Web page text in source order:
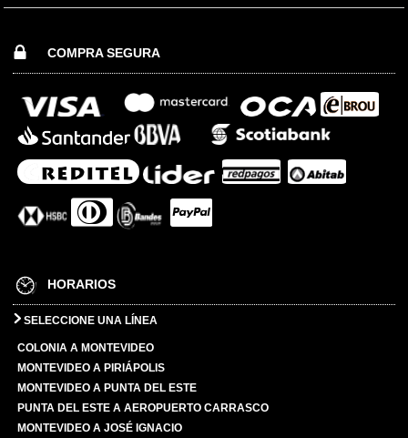
COMPRA SEGURA
HORARIOS
SELECCIONE UNA LÍNEA
COLONIA A MONTEVIDEO
MONTEVIDEO A PIRIÁPOLIS
MONTEVIDEO A PUNTA DEL ESTE
PUNTA DEL ESTE A AEROPUERTO CARRASCO
MONTEVIDEO A JOSÉ IGNACIO